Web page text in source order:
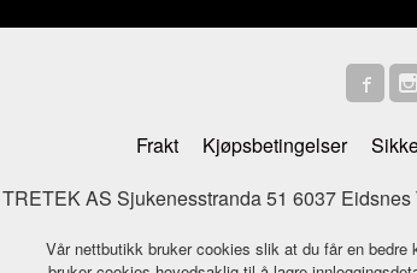
Frakt Kjøpsbetingelser
TRETEK AS Sjukenesstranda 51 6037 Eidsnes
Vår nettbutikk bruker cookies slik at du får en